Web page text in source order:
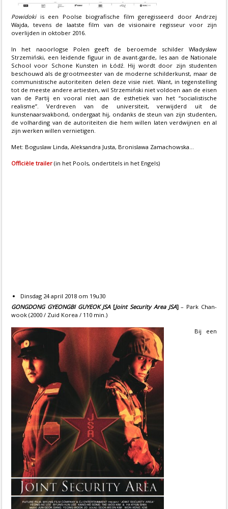
Powidokiis een Poolse biografische film geregisseerd door Andrzej
Wajda, tevens de laatste film van de visionaire regisseur voor zijn
overlijden in oktober 2016.
In het naoorlogse Polen geeft de beroemde schilder Władysław
Strzemiński, een leidende figuur in de avant-garde, les aan de Nationale
School voor Schone Kunsten in Łódź. Hij wordt door zijn studenten
beschouwd als de grootmeester van de moderne schilderkunst, maar de
communistische autoriteiten delen deze visie niet. Want, in tegenstelling
tot de meeste andere artiesten, wil Strzemiński niet voldoen aan de eisen
van de Partij en vooral niet aan de esthetiek van het “socialistische
realisme”. Verdreven van de universiteit, verwijderd uit de
kunstenaarsvakbond, ondergaat hij, ondanks de steun van zijn studenten,
de volharding van de autoriteiten die hem willen laten verdwijnen en al
zijn werken willen vernietigen.
Met: Boguslaw Linda, Aleksandra Justa, Bronislawa Zamachowska...
Officiële trailer (in het Pools, ondertitels in het Engels)
Dinsdag 24 april 2018 om 19u30
GONGDONG GYEONGBI GUYEOK JSA [Joint Security Area JSA]– Park Chan-
wook (2000 / Zuid Korea / 110 min.)
Bij een